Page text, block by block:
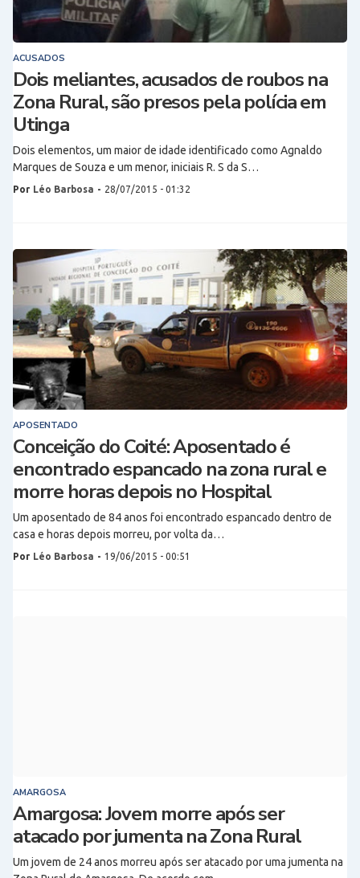
ACUSADOS
Dois meliantes, acusados de roubos na
Zona Rural, são presos pela polícia em
Utinga
Dois elementos, um maior de idade identificado como Agnaldo
Marques de Souza e um menor, iniciais R. S da S…
Por Léo Barbosa - 28/07/2015 - 01:32
APOSENTADO
Conceição do Coité: Aposentado é
encontrado espancado na zona rural e
morre horas depois no Hospital
Um aposentado de 84 anos foi encontrado espancado dentro de
casa e horas depois morreu, por volta da…
Por Léo Barbosa - 19/06/2015 - 00:51
AMARGOSA
Amargosa: Jovem morre após ser
atacado por jumenta na Zona Rural
Um jovem de 24 anos morreu após ser atacado por uma jumenta na